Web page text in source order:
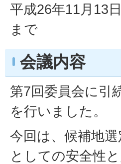
平成26年11月13
まで
会議内容
第7回委員会に引
を行いました。
今回は、候補地
としての安全性